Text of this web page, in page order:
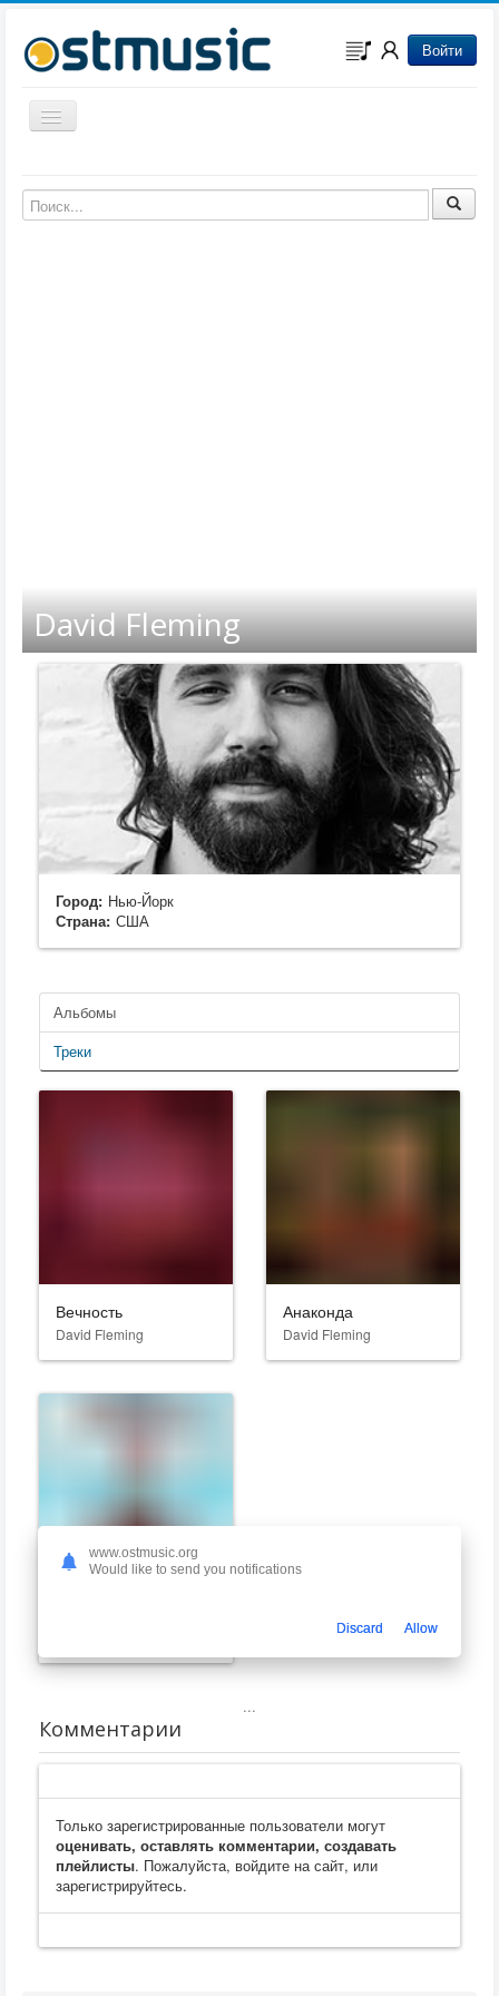
Войти
Включить/выключить навигацию
Музыка из мультфильмов
Музыка из сериалов
David Fleming
Город: Нью-Йорк
Страна: США
Альбомы
Треки
Вечность
David Fleming
Анаконда
David Fleming
...
Комментарии
Только зарегистрированные пользователи могут
оценивать, оставлять комментарии, создавать
плейлисты. Пожалуйста, войдите на сайт, или
зарегистрируйтесь.
www.ostmusic.org
Would like to send you notifications
Discard Allow